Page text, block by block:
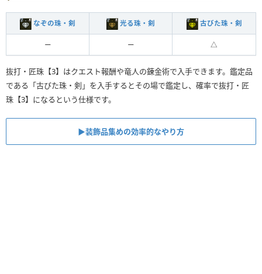
なぞの珠・剣 光る珠・剣 古びた珠・剣
ー ー △
抜打・匠珠【3】はクエスト報酬や竜人の錬金術で入手できます。鑑定品
である「古びた珠・剣」を入手するとその場で鑑定し、確率で抜打・匠
珠【3】になるという仕様です。
▶︎装飾品集めの効率的なやり方